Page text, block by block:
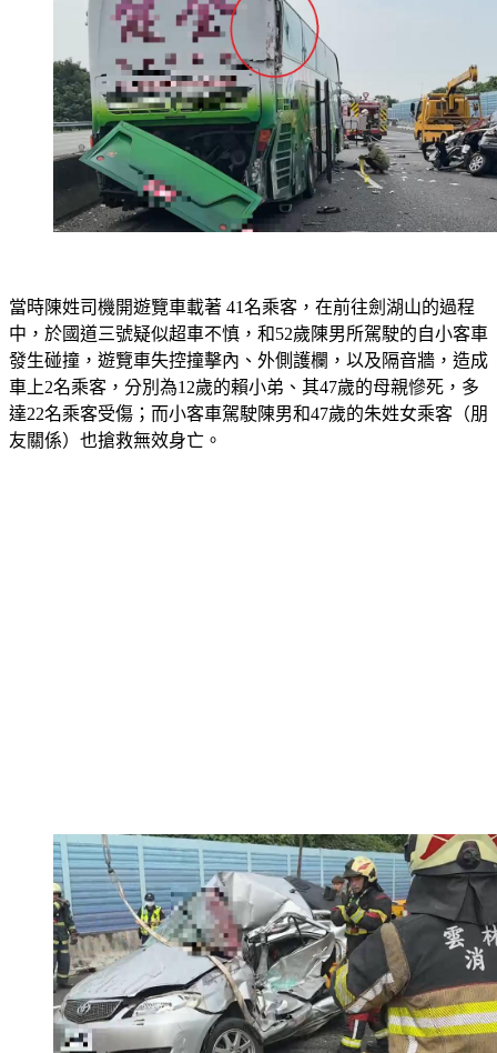
當時陳姓司機開遊覽車載著 41名乘客，在前往劍湖山的過程
中，於國道三號疑似超車不慎，和52歲陳男所駕駛的自小客車
發生碰撞，遊覽車失控撞擊內、外側護欄，以及隔音牆，造成
車上2名乘客，分別為12歲的賴小弟、其47歲的母親慘死，多
達22名乘客受傷；而小客車駕駛陳男和47歲的朱姓女乘客（朋
友關係）也搶救無效身亡。